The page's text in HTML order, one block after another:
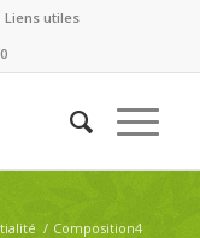
Liens utiles
/ Composition4